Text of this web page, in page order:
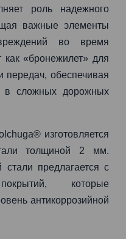
роль надежного
важные элементы
во время
как «бронежилет» для
передач, обеспечивая
в сложных дорожных
изготовляется
толщиной 2 мм.
стали предлагается с
которые
антикоррозийной